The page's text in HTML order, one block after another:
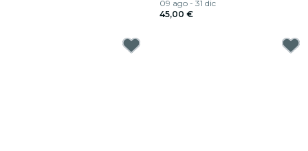
09 ago - 31 dic
45,00 €